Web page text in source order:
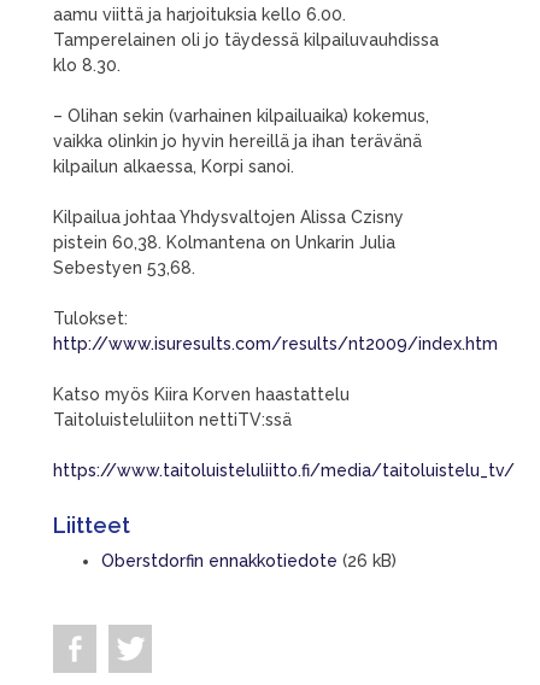
aamu viittä ja harjoituksia kello 6.00.
Tamperelainen oli jo täydessä kilpailuvauhdissa
klo 8.30.
– Olihan sekin (varhainen kilpailuaika) kokemus,
vaikka olinkin jo hyvin hereillä ja ihan terävänä
kilpailun alkaessa, Korpi sanoi.
Kilpailua johtaa Yhdysvaltojen Alissa Czisny
pistein 60,38. Kolmantena on Unkarin Julia
Sebestyen 53,68.
Tulokset:
http://www.isuresults.com/results/nt2009/index.htm
Katso myös Kiira Korven haastattelu
Taitoluisteluliiton nettiTV:ssä
https://www.taitoluisteluliitto.fi/media/taitoluistelu_tv/
Liitteet
Oberstdorfin ennakkotiedote (26 kB)